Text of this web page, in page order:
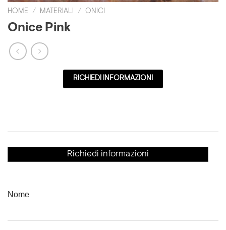
HOME / MATERIALI / ONICI
Onice Pink
RICHIEDI INFORMAZIONI
Richiedi informazioni
Nome